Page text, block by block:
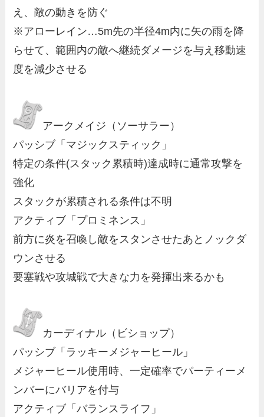
え、敵の動きを防ぐ
※アローレイン…5m先の半径4m内に矢の雨を降
らせて、範囲内の敵へ継続ダメージを与え移動速
度を減少させる
アークメイジ（ソーサラー）
パッシブ「マジックスティック」
特定の条件(スタック累積時)達成時に通常攻撃を
強化
スタックが累積される条件は不明
アクティブ「プロミネンス」
前方に炎を召喚し敵をスタンさせたあとノックダ
ウンさせる
要塞戦や攻城戦で大きな力を発揮出来るかも
カーディナル（ビショップ）
パッシブ「ラッキーメジャーヒール」
メジャーヒール使用時、一定確率でパーティーメ
ンバーにバリアを付与
アクティブ「バランスライフ」